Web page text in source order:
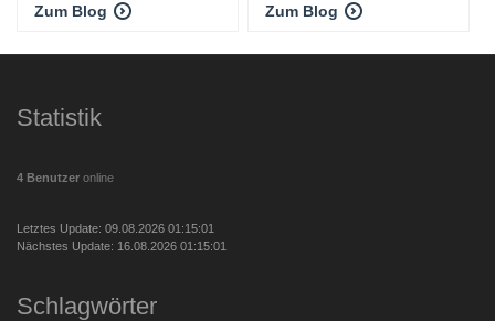
Zum Blog Zum Blog
Statistik
4 Benutzer online
Letztes Update: 09.08.2026 01:15:01
Nächstes Update: 16.08.2026 01:15:01
Schlagwörter